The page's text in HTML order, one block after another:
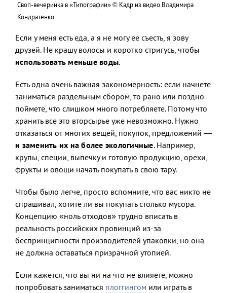
Своп-вечеринка в «Типографии» © Кадр из видео Владимира
Кондратенко
Если у меня есть еда, а я не могу ее съесть, я зову
друзей. Не крашу волосы и коротко стригусь, чтобы
использовать меньше воды.
Есть одна очень важная закономерность: если начнете
заниматься раздельным сбором, то рано или поздно
поймете, что слишком много потребляете. Потому что
хранить все это вторсырье уже невозможно. Нужно
отказаться от многих вещей, покупок, предложений —
и заменить их на более экологичные. Например,
крупы, специи, выпечку и готовую продукцию, орехи,
фрукты и овощи начать покупать в свою тару.
Чтобы было легче, просто вспомните, что вас никто не
спрашивал, хотите ли вы покупать столько мусора.
Концепцию «ноль отходов» трудно вписать в
реальность российских провинций из-за
беспринципности производителей упаковки, но она
не должна оставаться призрачной утопией.
Если кажется, что вы ни на что не влияете, можно
попробовать заниматься плоггингом или играть в